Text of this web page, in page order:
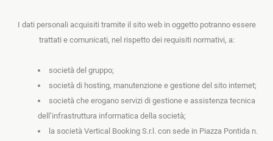
I dati personali acquisiti tramite il sito web in oggetto potranno essere
trattati e comunicati, nel rispetto dei requisiti normativi, a:
società del gruppo;
società di hosting, manutenzione e gestione del sito internet;
società che erogano servizi di gestione e assistenza tecnica
dell’infrastruttura informatica della società;
la società Vertical Booking S.r.l. con sede in Piazza Pontida n.